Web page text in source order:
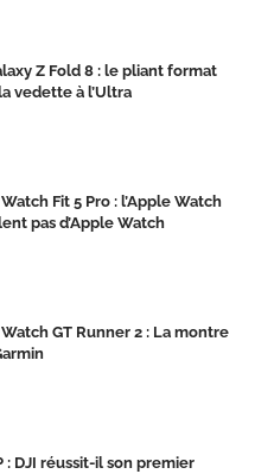
Z Fold 8 : le pliant format
vedette à l’Ultra
Fit 5 Pro : l’Apple Watch
pas d’Apple Watch
GT Runner 2 : La montre
: DJI réussit-il son premier